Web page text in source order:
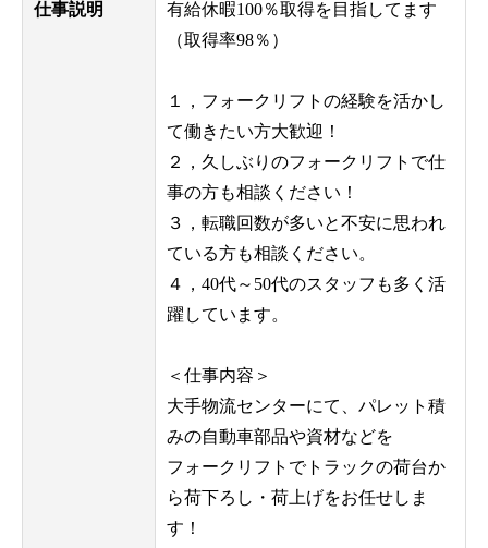
仕事説明
有給休暇100％取得を目指してます
（取得率98％）
１，フォークリフトの経験を活かし
て働きたい方大歓迎！
２，久しぶりのフォークリフトで仕
事の方も相談ください！
３，転職回数が多いと不安に思われ
ている方も相談ください。
４，40代～50代のスタッフも多く活
躍しています。
＜仕事内容＞
大手物流センターにて、パレット積
みの自動車部品や資材などを
フォークリフトでトラックの荷台か
ら荷下ろし・荷上げをお任せしま
す！